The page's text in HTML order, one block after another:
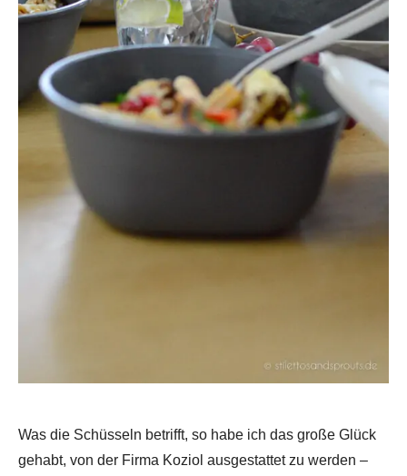
Was die Schüsseln betrifft, so habe ich das große Glück
gehabt, von der Firma Koziol ausgestattet zu werden –